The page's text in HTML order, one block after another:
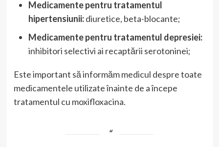
Medicamente pentru tratamentul
hipertensiunii:diuretice, beta-blocante;
Medicamente pentru tratamentul depresiei:
inhibitori selectivi ai recaptării serotoninei;
Este important să informăm medicul despre toate
medicamentele utilizate înainte de a începe
tratamentul cu moxifloxacina.